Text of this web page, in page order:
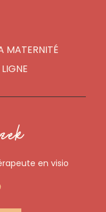
MATERNITÉ
en visio